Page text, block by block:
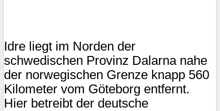
Idre liegt im Norden der
schwedischen Provinz Dalarna nahe
der norwegischen Grenze knapp 560
Kilometer vom Göteborg entfernt.
Hier betreibt der deutsche